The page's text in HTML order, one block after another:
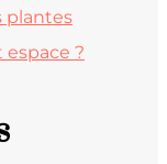
plantes
?